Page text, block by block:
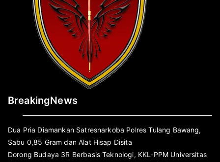
BreakingNews
Dua Pria Diamankan Satresnarkoba Polres Tulang Bawang,
Sabu 0,85 Gram dan Alat Hisap Disita
Dorong Budaya 3R Berbasis Teknologi, KKL-PPM Universitas